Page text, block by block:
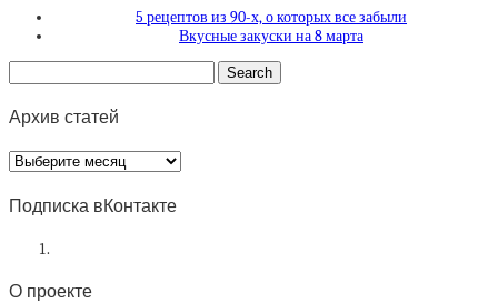
5 рецептов из 90-х, о которых все забыли
Вкусные закуски на 8 марта
Архив статей
Архив
Подписка вКонтакте
О проекте